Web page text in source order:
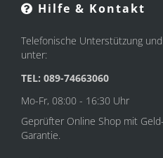
Hilfe & Kontakt
Telefonische Unterstützung
unter:
TEL: 089-74663060
Mo-Fr, 08:00 - 16:30 Uhr
Geprüfter Online Shop mit
Garantie.